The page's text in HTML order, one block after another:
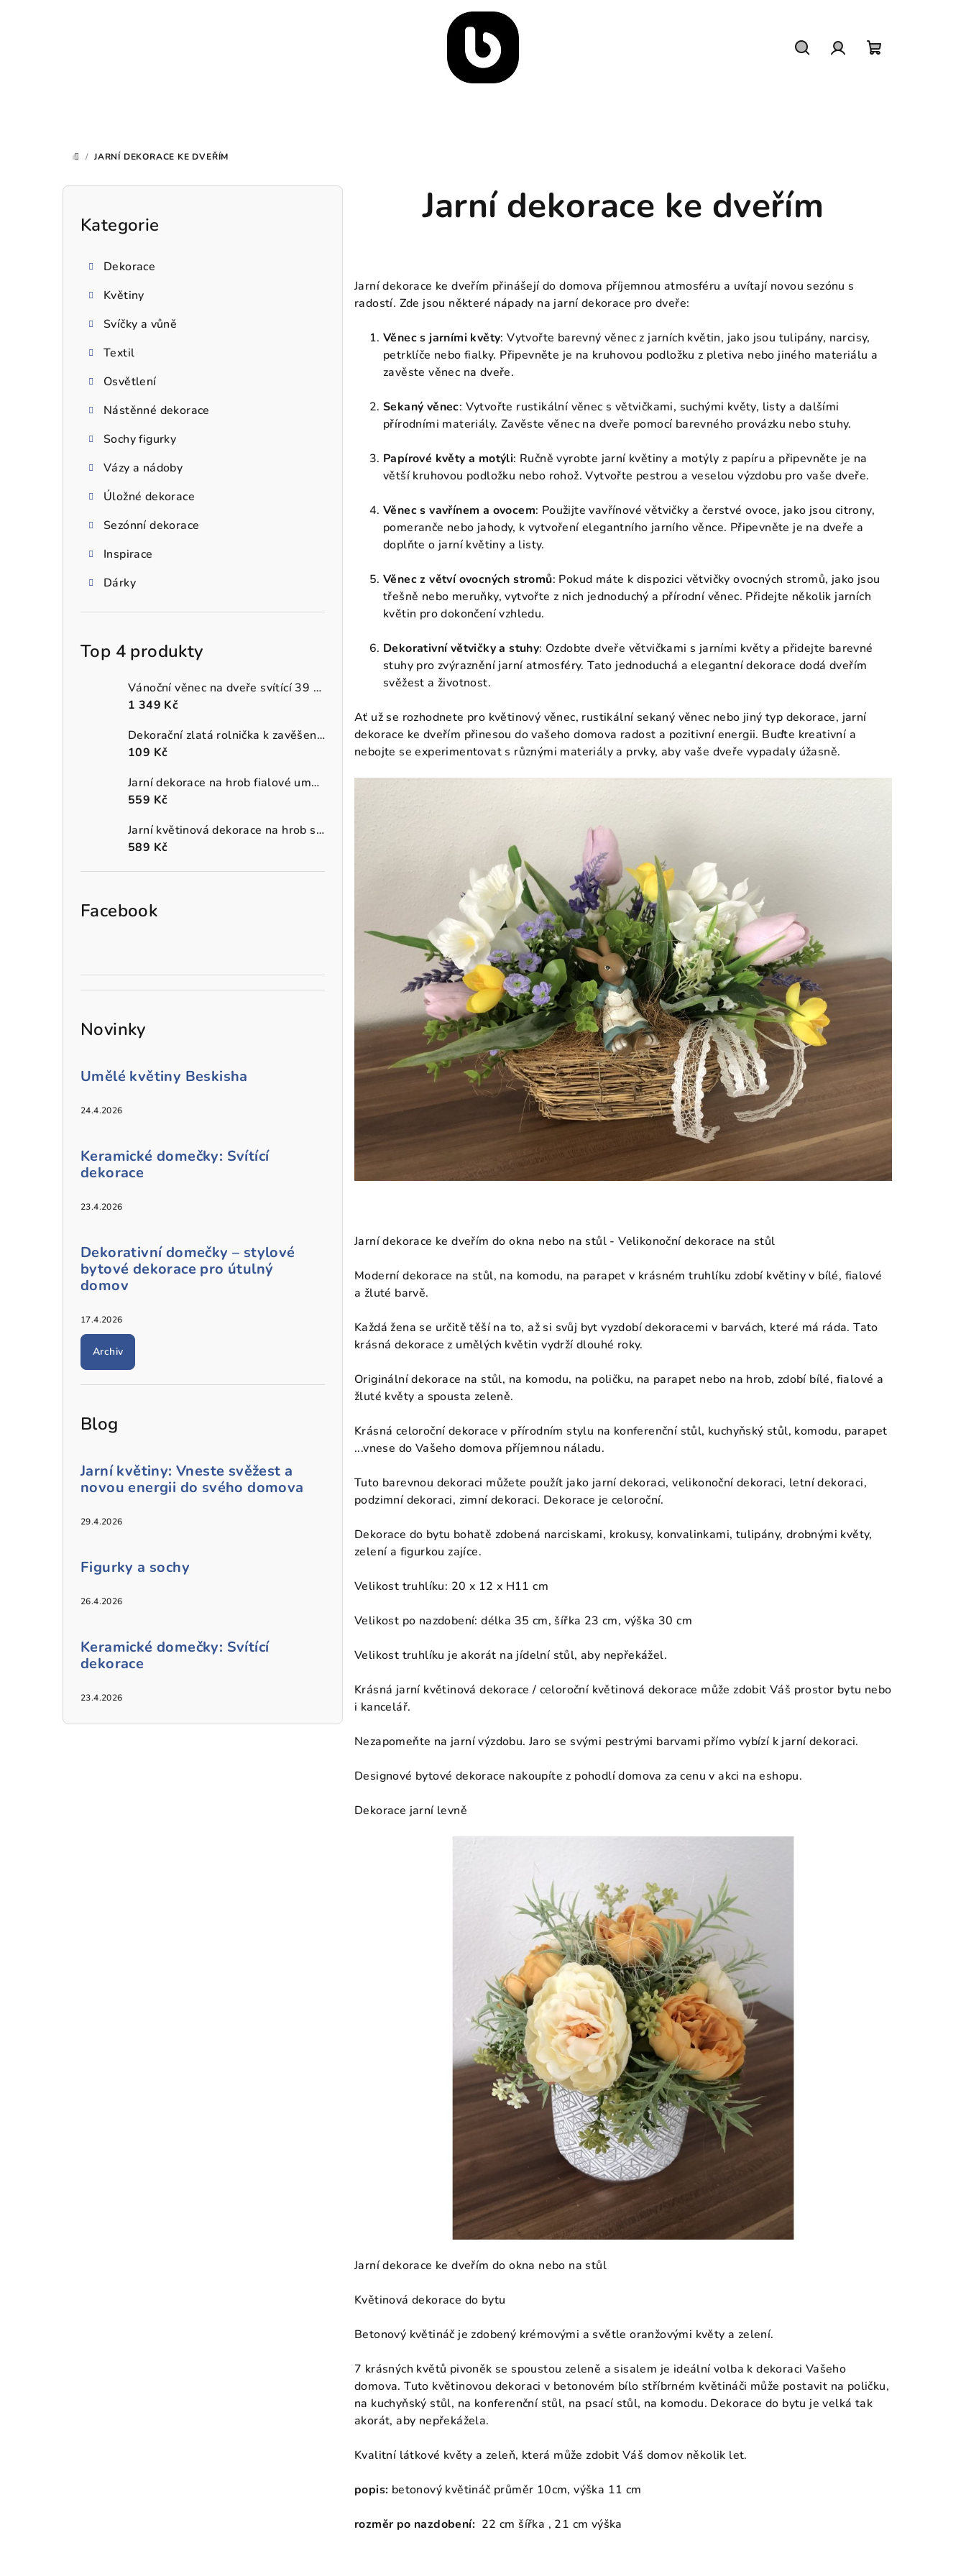
DOMŮ
/ JARNÍ DEKORACE KE DVEŘÍM
P
Přeskočit
Kategorie
Dekorace
Květiny
Svíčky a vůně
Textil
Osvětlení
Nástěnné dekorace
Sochy figurky
Vázy a nádoby
Úložné dekorace
Sezónní dekorace
Inspirace
Dárky
Top 4 produkty
Vánoční věnec na dveře svítící 39 cm
1 349 Kč
Dekorační zlatá rolnička k zavěšení 10 cm
109 Kč
Jarní dekorace na hrob fialové umělé macešky v šedém truhlíku
559 Kč
Jarní květinová dekorace na hrob s oranžovými maceškami
589 Kč
Facebook
Novinky
Umělé květiny Beskisha
24.4.2026
Keramické domečky: Svítící
dekorace
23.4.2026
Dekorativní domečky – stylové
bytové dekorace pro útulný
domov
17.4.2026
Archiv
Blog
Jarní květiny: Vneste svěžest a
novou energii do svého domova
29.4.2026
Figurky a sochy
26.4.2026
Keramické domečky: Svítící
dekorace
23.4.2026
Jarní dekorace ke dveřím
Jarní dekorace ke dveřím přinášejí do domova příjemnou atmosféru a uvítají novou sezónu s
radostí. Zde jsou některé nápady na jarní dekorace pro dveře:
Věnec s jarními květy: Vytvořte barevný věnec z jarních květin, jako jsou tulipány, narcisy,
petrklíče nebo fialky. Připevněte je na kruhovou podložku z pletiva nebo jiného materiálu a
zavěste věnec na dveře.
Sekaný věnec: Vytvořte rustikální věnec s větvičkami, suchými květy, listy a dalšími
přírodními materiály. Zavěste věnec na dveře pomocí barevného provázku nebo stuhy.
Papírové květy a motýli: Ručně vyrobte jarní květiny a motýly z papíru a připevněte je na
větší kruhovou podložku nebo rohož. Vytvořte pestrou a veselou výzdobu pro vaše dveře.
Věnec s vavřínem a ovocem: Použijte vavřínové větvičky a čerstvé ovoce, jako jsou citrony,
pomeranče nebo jahody, k vytvoření elegantního jarního věnce. Připevněte je na dveře a
doplňte o jarní květiny a listy.
Věnec z větví ovocných stromů: Pokud máte k dispozici větvičky ovocných stromů, jako jsou
třešně nebo meruňky, vytvořte z nich jednoduchý a přírodní věnec. Přidejte několik jarních
květin pro dokončení vzhledu.
Dekorativní větvičky a stuhy: Ozdobte dveře větvičkami s jarními květy a přidejte barevné
stuhy pro zvýraznění jarní atmosféry. Tato jednoduchá a elegantní dekorace dodá dveřím
svěžest a životnost.
Ať už se rozhodnete pro květinový věnec, rustikální sekaný věnec nebo jiný typ dekorace, jarní
dekorace ke dveřím přinesou do vašeho domova radost a pozitivní energii. Buďte kreativní a
nebojte se experimentovat s různými materiály a prvky, aby vaše dveře vypadaly úžasně.
Jarní dekorace ke dveřím do okna nebo na stůl - Velikonoční dekorace na stůl
Moderní dekorace na stůl, na komodu, na parapet v krásném truhlíku zdobí květiny v bílé, fialové
a žluté barvě.
Každá žena se určitě těší na to, až si svůj byt vyzdobí dekoracemi v barvách, které má ráda. Tato
krásná dekorace z umělých květin vydrží dlouhé roky.
Originální dekorace na stůl, na komodu, na poličku, na parapet nebo na hrob, zdobí bílé, fialové a
žluté květy a spousta zeleně.
Krásná celoroční dekorace v přírodním stylu na konferenční stůl, kuchyňský stůl, komodu, parapet
...vnese do Vašeho domova příjemnou náladu.
Tuto barevnou dekoraci můžete použít jako jarní dekoraci, velikonoční dekoraci, letní dekoraci,
podzimní dekoraci, zimní dekoraci. Dekorace je celoroční.
Dekorace do bytu bohatě zdobená narciskami, krokusy, konvalinkami, tulipány, drobnými květy,
zelení a figurkou zajíce.
Velikost truhlíku: 20 x 12 x H11 cm
Velikost po nazdobení: délka 35 cm, šířka 23 cm, výška 30 cm
Velikost truhlíku je akorát na jídelní stůl, aby nepřekážel.
Krásná jarní květinová dekorace / celoroční květinová dekorace může zdobit Váš prostor bytu nebo
i kancelář.
Nezapomeňte na jarní výzdobu. Jaro se svými pestrými barvami přímo vybízí k jarní dekoraci.
Designové bytové dekorace nakoupíte z pohodlí domova za cenu v akci na eshopu.
Dekorace jarní levně
Jarní dekorace ke dveřím do okna nebo na stůl
Květinová dekorace do bytu
Betonový květináč je zdobený krémovými a světle oranžovými květy a zelení.
7 krásných květů pivoněk se spoustou zeleně a sisalem je ideální volba k dekoraci Vašeho
domova. Tuto květinovou dekoraci v betonovém bílo stříbrném květináči může postavit na poličku,
na kuchyňský stůl, na konferenční stůl, na psací stůl, na komodu. Dekorace do bytu je velká tak
akorát, aby nepřekážela.
Kvalitní látkové květy a zeleň, která může zdobit Váš domov několik let.
popis: betonový květináč průměr 10cm, výška 11 cm
rozměr po nazdobení: 22 cm šířka , 21 cm výška